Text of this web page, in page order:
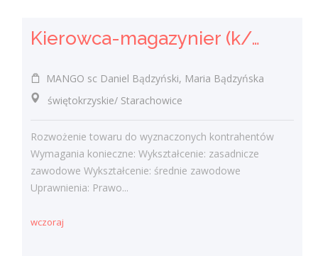
Kierowca-magazynier (k/m)
MANGO sc Daniel Bądzyński, Maria Bądzyńska
świętokrzyskie/ Starachowice
Rozwożenie towaru do wyznaczonych kontrahentów
Wymagania konieczne: Wykształcenie: zasadnicze
zawodowe Wykształcenie: średnie zawodowe
Uprawnienia: Prawo...
wczoraj